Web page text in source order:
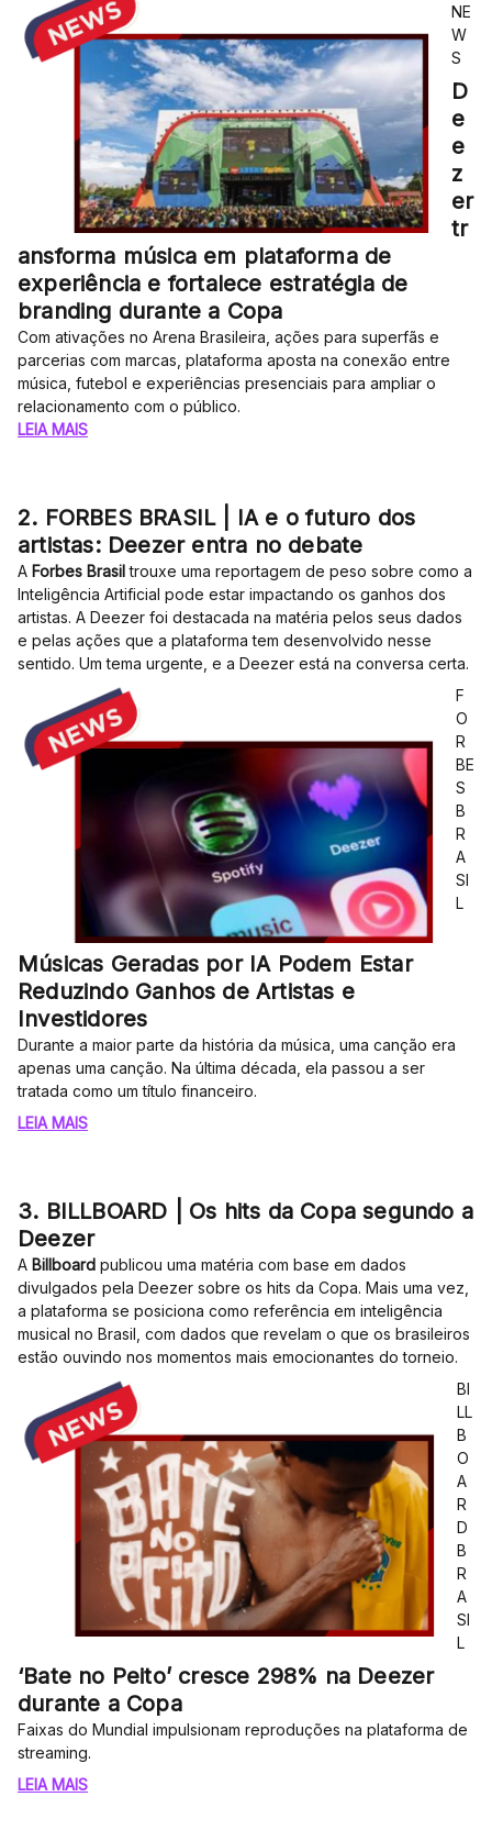
NE
W
S
D
e
e
z
er
tr
ansforma música em plataforma de
experiência e fortalece estratégia de
branding durante a Copa
Com ativações no Arena Brasileira, ações para superfãs e
parcerias com marcas, plataforma aposta na conexão entre
música, futebol e experiências presenciais para ampliar o
relacionamento com o público.
LEIA MAIS
2. FORBES BRASIL | IA e o futuro dos
artistas: Deezer entra no debate
A Forbes Brasiltrouxe uma reportagem de peso sobre como a
Inteligência Artificial pode estar impactando os ganhos dos
artistas. A Deezer foi destacada na matéria pelos seus dados
e pelas ações que a plataforma tem desenvolvido nesse
sentido. Um tema urgente, e a Deezer está na conversa certa.
F
O
R
BE
S
B
R
A
SI
L
Músicas Geradas por IA Podem Estar
Reduzindo Ganhos de Artistas e
Investidores
Durante a maior parte da história da música, uma canção era
apenas uma canção. Na última década, ela passou a ser
tratada como um título financeiro.
LEIA MAIS
3. BILLBOARD | Os hits da Copa segundo a
Deezer
A Billboard publicou uma matéria com base em dados
divulgados pela Deezer sobre os hits da Copa. Mais uma vez,
a plataforma se posiciona como referência em inteligência
musical no Brasil, com dados que revelam o que os brasileiros
estão ouvindo nos momentos mais emocionantes do torneio.
BI
LL
B
O
A
R
D
B
R
A
SI
L
‘Bate no Peito’ cresce 298% na Deezer
durante a Copa
Faixas do Mundial impulsionam reproduções na plataforma de
streaming.
LEIA MAIS